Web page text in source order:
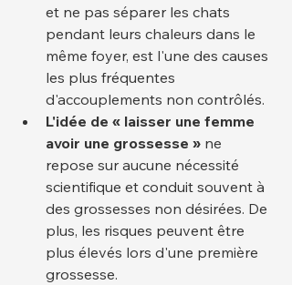
et ne pas séparer les chats
pendant leurs chaleurs dans le
même foyer, est l'une des causes
les plus fréquentes
d'accouplements non contrôlés.
L'idée de « laisser une femme
avoir une grossesse » ne
repose sur aucune nécessité
scientifique et conduit souvent à
des grossesses non désirées. De
plus, les risques peuvent être
plus élevés lors d'une première
grossesse.